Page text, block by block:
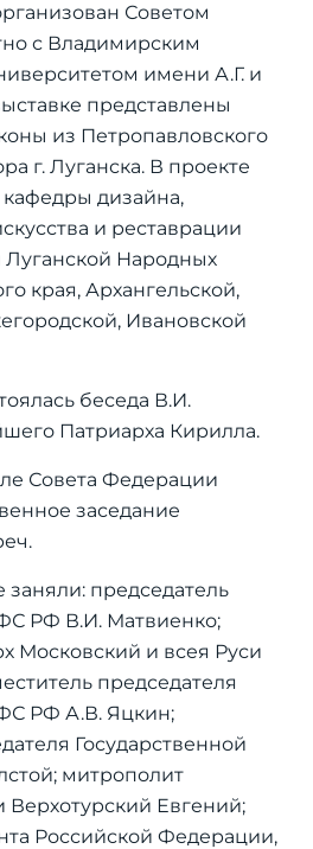
Советом
с Владимирским
имени А.Г. и
представлены
из Петропавловского
г. Луганска. В проекте
кафедры дизайна,
и реставрации
Народных
края, Архангельской,
Ивановской
беседа В.И.
Патриарха Кирилла.
Совета Федерации
заседание
председатель
РФ В.И. Матвиенко;
Московский и всея Руси
председателя
РФ А.В. Яцкин;
Государственной
митрополит
Верхотурский Евгений;
Российской Федерации,